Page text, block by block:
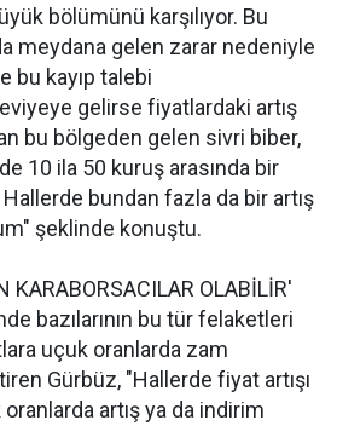
bölümünü karşılıyor. Bu
meydana gelen zarar nedeniyle
bu kayıp talebi
gelirse fiyatlardaki artış
bu bölgeden gelen sivri biber,
10 ila 50 kuruş arasında bir
bundan fazla da bir artış
şeklinde konuştu.
KARABORSACILAR OLABİLİR'
bazılarının bu tür felaketleri
uçuk oranlarda zam
Gürbüz, "Hallerde fiyat artışı
artış ya da indirim